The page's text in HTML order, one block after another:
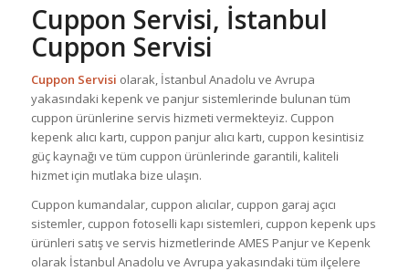
Cuppon Servisi, İstanbul
Cuppon Servisi
Cuppon Servisi olarak, İstanbul Anadolu ve Avrupa
yakasındaki kepenk ve panjur sistemlerinde bulunan tüm
cuppon ürünlerine servis hizmeti vermekteyiz. Cuppon
kepenk alıcı kartı, cuppon panjur alıcı kartı, cuppon kesintisiz
güç kaynağı ve tüm cuppon ürünlerinde garantili, kaliteli
hizmet için mutlaka bize ulaşın.
Cuppon kumandalar, cuppon alıcılar, cuppon garaj açıcı
sistemler, cuppon fotoselli kapı sistemleri, cuppon kepenk ups
ürünleri satış ve servis hizmetlerinde AMES Panjur ve Kepenk
olarak İstanbul Anadolu ve Avrupa yakasındaki tüm ilçelere